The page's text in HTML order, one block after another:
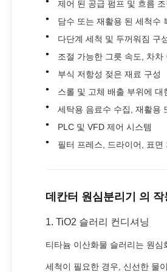
제어 된 공급 펌프 및 흐름 조
담수 또는 재활용 된 세척수
다단계 세척 및 두꺼워짐 구
조절 가능한 그릇 속도, 차차
부식 저항성 젖은 재료 구성
스롤 및 고체 배출 부위에 대
세탁용 음료수 수집, 재활용
PLC 및 VFD 제어 시스템
필터 프레스, 드라이어, 표
데칸터 원심분리기 의 작
1. TiO2 슬러리 컨디셔닝
티타늄 이산화물 슬러리는 원
세척이 필요한 경우, 신선한 물